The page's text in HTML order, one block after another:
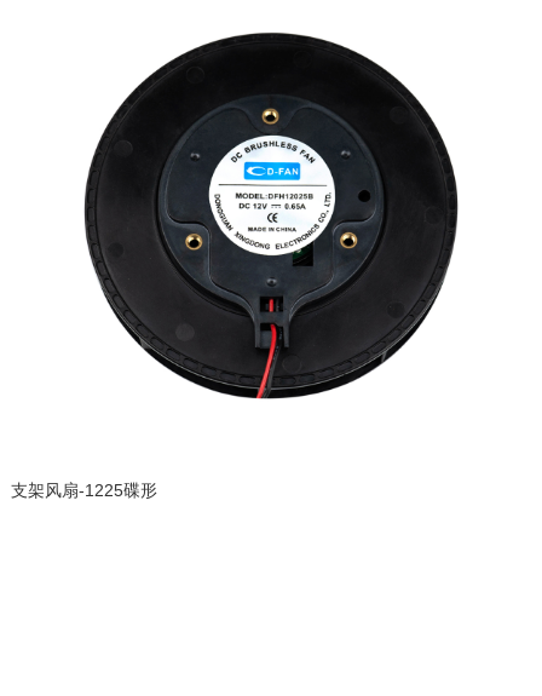
支架风扇-1225碟形